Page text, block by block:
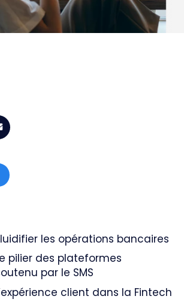
les opérations bancaires
pilier des plateformes
par le SMS
client dans la Fintech